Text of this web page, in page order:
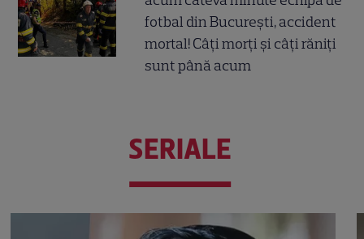
fotbal din București, accident
mortal! Câți morți și câți răniți
sunt până acum
SERIALE